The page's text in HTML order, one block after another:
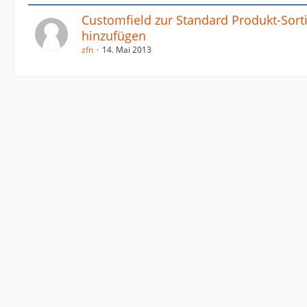
Customfield zur Standard Produkt-
hinzufügen
zfn 14. Mai 2013